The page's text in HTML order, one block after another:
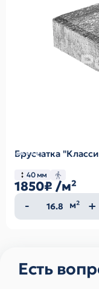
Брусчатка
40 мм
1850₽ /м²
Количество
товара
м²
Есть